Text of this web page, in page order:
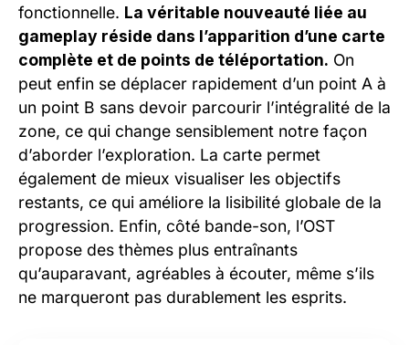
fonctionnelle. La véritable nouveauté liée au
gameplay réside dans l’apparition d’une carte
complète et de points de téléportation. On
peut enfin se déplacer rapidement d’un point A à
un point B sans devoir parcourir l’intégralité de la
zone, ce qui change sensiblement notre façon
d’aborder l’exploration. La carte permet
également de mieux visualiser les objectifs
restants, ce qui améliore la lisibilité globale de la
progression. Enfin, côté bande-son, l’OST
propose des thèmes plus entraînants
qu’auparavant, agréables à écouter, même s’ils
ne marqueront pas durablement les esprits.